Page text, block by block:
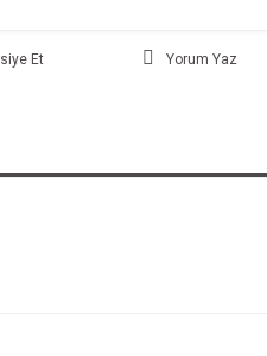
Et Yorum Yaz